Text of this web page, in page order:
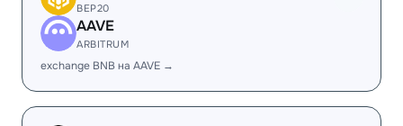
BEP20
AAVE
ARBITRUM
exchange BNB на AAVE →